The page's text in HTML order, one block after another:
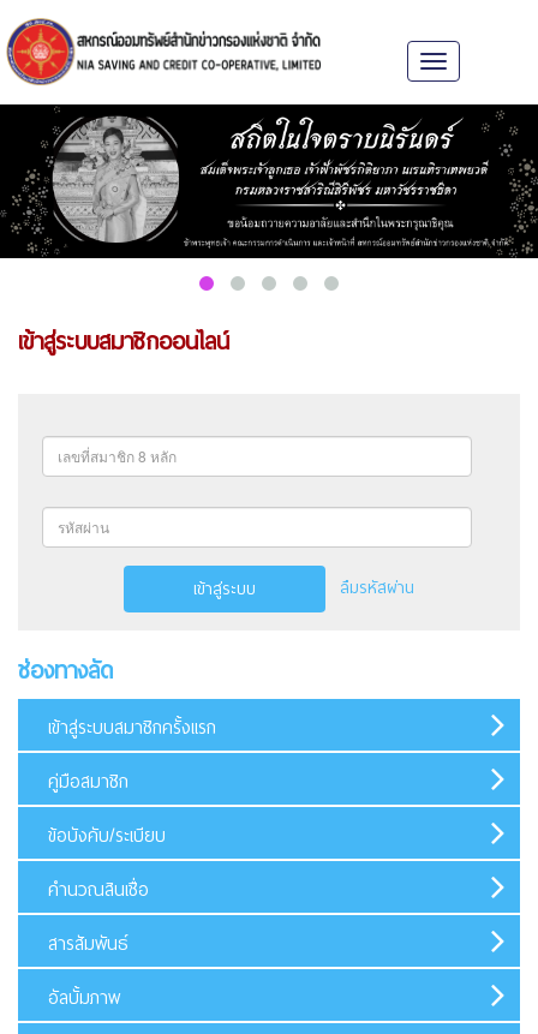
Toggle
navigation
เข้าสู่ระบบสมาชิกออนไลน์
เข้าสู่ระบบ ลืมรหัสผ่าน
ช่องทางลัด
เข้าสู่ระบบสมาชิกครั้งแรก
คู่มือสมาชิก
ข้อบังคับ/ระเบียบ
คำนวณสินเชื่อ
สารสัมพันธ์
อัลบั้มภาพ